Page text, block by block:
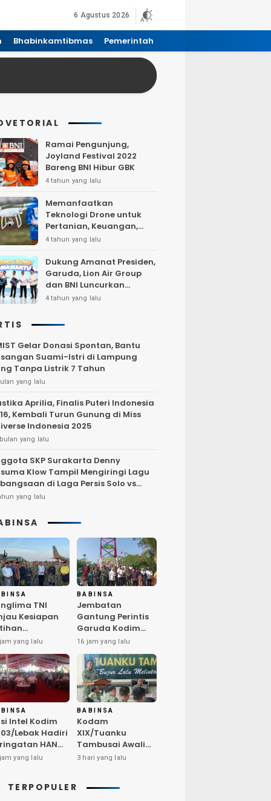
6 Agustus 2026
Bhabinkamtibmas Pemerintah
Ramai Pengunjung,
Joyland Festival 2022
Bareng BNI Hibur GBK
4 tahun yang lalu
Memanfaatkan
Teknologi Drone untuk
Pertanian, Keuangan,
Pertambangan, Real
Telekomunikasi.
4 tahun yang lalu
Dukung Amanat Presiden,
Garuda, Lion Air Group
dan BNI Luncurkan
Program Terbang Hemat
4 tahun yang lalu
Gelar Donasi Spontan, Bantu
Suami-Istri di Lampung
Tanpa Listrik 7 Tahun
yang lalu
Aprilia, Finalis Puteri Indonesia
Kembali Turun Gunung di Miss
Indonesia 2025
yang lalu
SKP Surakarta Denny
Klow Tampil Mengiringi Lagu
di Laga Persis Solo vs
Jakarta
yang lalu
TNI
Kesiapan
TNI
di Dabo
yang lalu
BABINSA
Jembatan
Gantung Perintis
Garuda Kodim
0603/Lebak Resmi
Diresmikan,
Permudah Akses
Warga Desa
Wanasalam
16 jam yang lalu
Intel Kodim
Lebak Hadiri
HAN
Tegaskan
yang lalu
BABINSA
Kodam
XIX/Tuanku
Tambusai Awali
Audit Kinerja Itjen
3 hari yang lalu
TERPOPULER